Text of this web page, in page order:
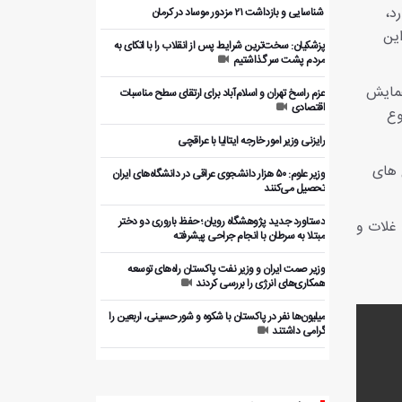
های
غلات و
️ شناسایی و بازداشت ۲۱ مزدور موساد در کرمان
پزشکیان: سخت‌ترین شرایط پس از انقلاب را با اتکای به
مردم پشت سر گذاشتیم
عزم راسخ تهران و اسلام‌آباد برای ارتقای سطح مناسبات
اقتصادی
رایزنی وزیر امور خارجه ایتالیا با عراقچی
وزیر علوم: ۵۰ هزار دانشجوی عراقی در دانشگاه‌های ایران
تحصیل می‌کنند
دستاورد جدید پژوهشگاه رویان؛ حفظ باروری دو دختر
مبتلا به سرطان با انجام جراحی پیشرفته
وزیر صمت ایران و وزیر نفت پاکستان راه‌های توسعه
همکاری‌های انرژی را بررسی کردند
میلیون‌ها نفر در پاکستان با شکوه و شور حسینی، اربعین را
گرامی داشتند